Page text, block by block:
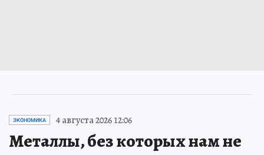
ЭКОНОМИКА 4 августа 2026 12:06
Металлы, без которых нам не